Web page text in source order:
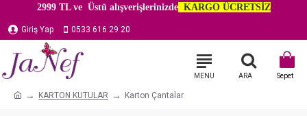
2999 TL ve Üstü alışverişlerinizdeKARGO ÜCRETSİZ
Giriş Yap 0533 616 29 20
KARTON KUTULAR Karton Çantalar